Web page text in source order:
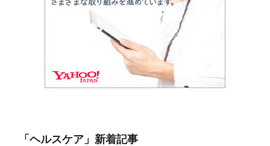
「ヘルスケア」新着記事